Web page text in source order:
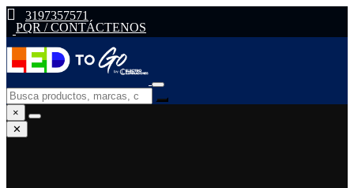
3197357571
PQR / CONTÁCTENOS
×
✕